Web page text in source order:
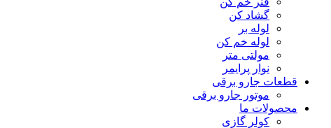
گشاد کن
لوله بر
لوله خم کن
مولتی متر
نوار پرایمر
قطعات جارو برقی
موتور جارو برقی
محصولات ما
کولر گازی